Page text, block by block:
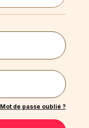
Mot de passe oublié ?